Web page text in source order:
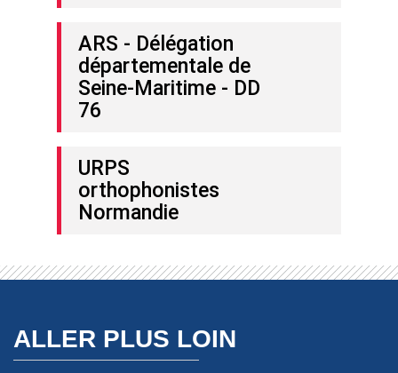
ARS - Délégation
départementale de
Seine-Maritime - DD
76
URPS
orthophonistes
Normandie
ALLER PLUS LOIN